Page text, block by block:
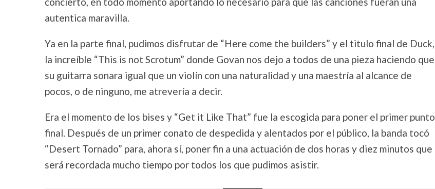
autentica maravilla.
Ya en la parte final, pudimos disfrutar de “Here come the builders” y el titulo final de Duck,
la increíble “This is not Scrotum” donde Govan nos dejo a todos de una pieza haciendo que
su guitarra sonara igual que un violín con una naturalidad y una maestría al alcance de
pocos, o de ninguno, me atrevería a decir.
Era el momento de los bises y “Get it Like That” fue la escogida para poner el primer punto
final. Después de un primer conato de despedida y alentados por el público, la banda tocó
“Desert Tornado” para, ahora sí, poner fin a una actuación de dos horas y diez minutos que
será recordada mucho tiempo por todos los que pudimos asistir.